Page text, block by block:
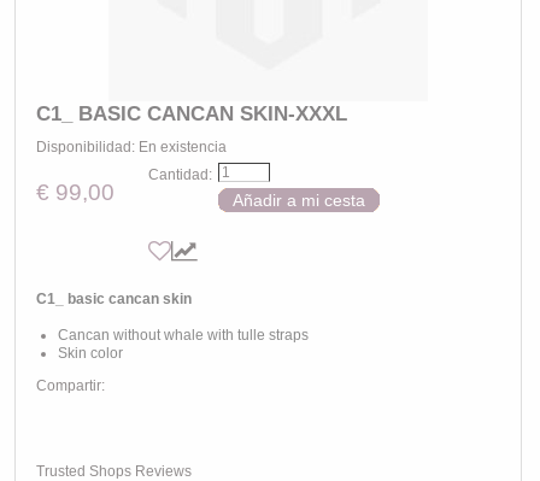
C1_ BASIC CANCAN SKIN-XXXL
Disponibilidad: En existencia
€ 99,00
Cantidad:
Añadir a mi cesta
C1_ basic cancan skin
Cancan without whale with tulle straps
Skin color
Compartir:
Trusted Shops Reviews